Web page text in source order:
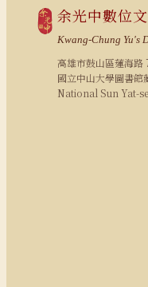
余光中數位
Kwang-Chung Yu's
高雄市鼓山區蓮海路
國立中山大學圖書館
National Sun Yat-